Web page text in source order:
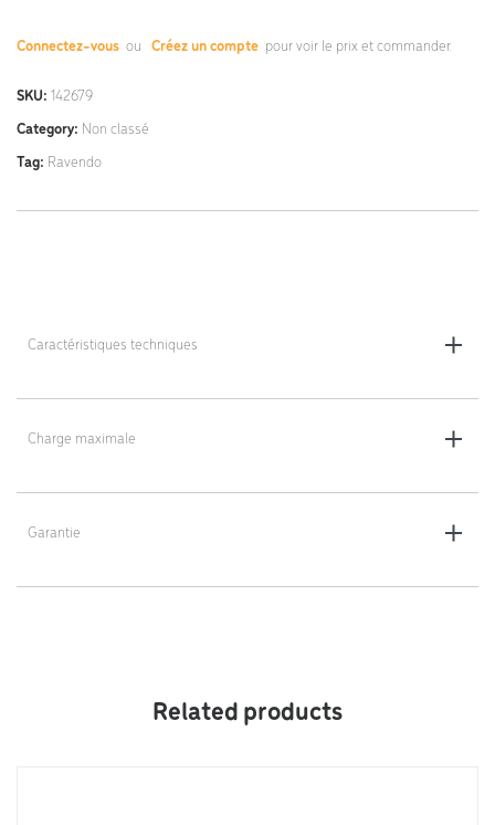
Connectez-vous ou Créez un compte pour voir le prix et commander.
SKU: 142679
Category: Non classé
Tag: Ravendo
Caractéristiques techniques
Dimensions : 75 x 45 x 32 cm
Poids : 15 kg
Charge maximale
300 kg
Garantie
5 ans
Related products